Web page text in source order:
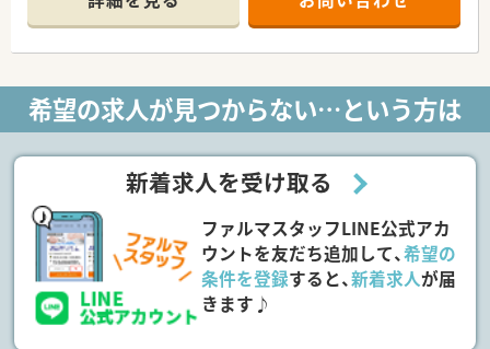
■経験や勤務コースによりますが、経験の少ない方でも500万前
半スタートと業界TOP水準！
■職種や職域に合わせ、豊富な社内研修や外部組織と連携した研
■薬剤師が中心の会社だからこそ活躍できるキャリアパスが多
種多様に用意されています。
■店舗拡大に伴い、エリアマネジャーや営業部長等のマネジメン
とも可能です。
域は多種多様です。
■在宅実施店舗は年々増加しており、在宅医療へもしっかりと関
わる事ができます。
■育児休暇は3歳まで取得が可能で、時短制度は小学5年生まで
時短勤務ができるよう変更予定です。
■年間休日が120日とワークライフバランスが整っています
希望の求人が見つからない…という方は
新着求人を受け取る
ファルマスタッフLINE公式アカ
ウントを友だち追加して、希望の
条件を登録すると、新着求人が届
きます♪